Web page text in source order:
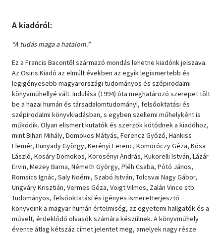
Művészet
Szakkönyv
Szótár, nyelvkönyv
Tankönyv, segédkönyv
Társadalomtudomány
Természettudomány
Történelem
Vallás
A kiadóról:
“A tudás maga a hatalom.”
Ez a Francis Bacontől származó mondás lehetne kiadónk jelszava.
Az Osiris Kiadó az elmúlt években az egyik legismertebb és
legigényesebb magyarországi tudományos és szépirodalmi
könyvműhellyé vált. Indulása (1994) óta meghatározó szerepet tölt
be a hazai humán és társadalomtudományi, felsőoktatási és
szépirodalmi könyvkiadásban, s egyben szellemi műhelyként is
működik. Olyan elismert kutatók és szerzők kötődnek a kiadóhoz,
mint Bihari Mihály, Domokos Mátyás, Ferencz Győző, Hankiss
Elemér, Hunyady György, Kerényi Ferenc, Komoróczy Géza, Kósa
László, Kosáry Domokos, Körösényi András, Kukorelli István, Lázár
Ervin, Mezey Barna, Németh György, Pléh Csaba, Pótó János,
Romsics Ignác, Saly Noémi, Szabó István, Tolcsvai Nagy Gábor,
Ungváry Krisztián, Vermes Géza, Voigt Vilmos, Zalán Vince stb.
Tudományos, felsőoktatási és igényes ismeretterjesztő
könyveink a magyar humán értelmiség, az egyetemi hallgatók és a
művelt, érdeklődő olvasók számára készülnek. A könyvműhely
évente átlag kétszáz címet jelentet meg, amelyek nagy része